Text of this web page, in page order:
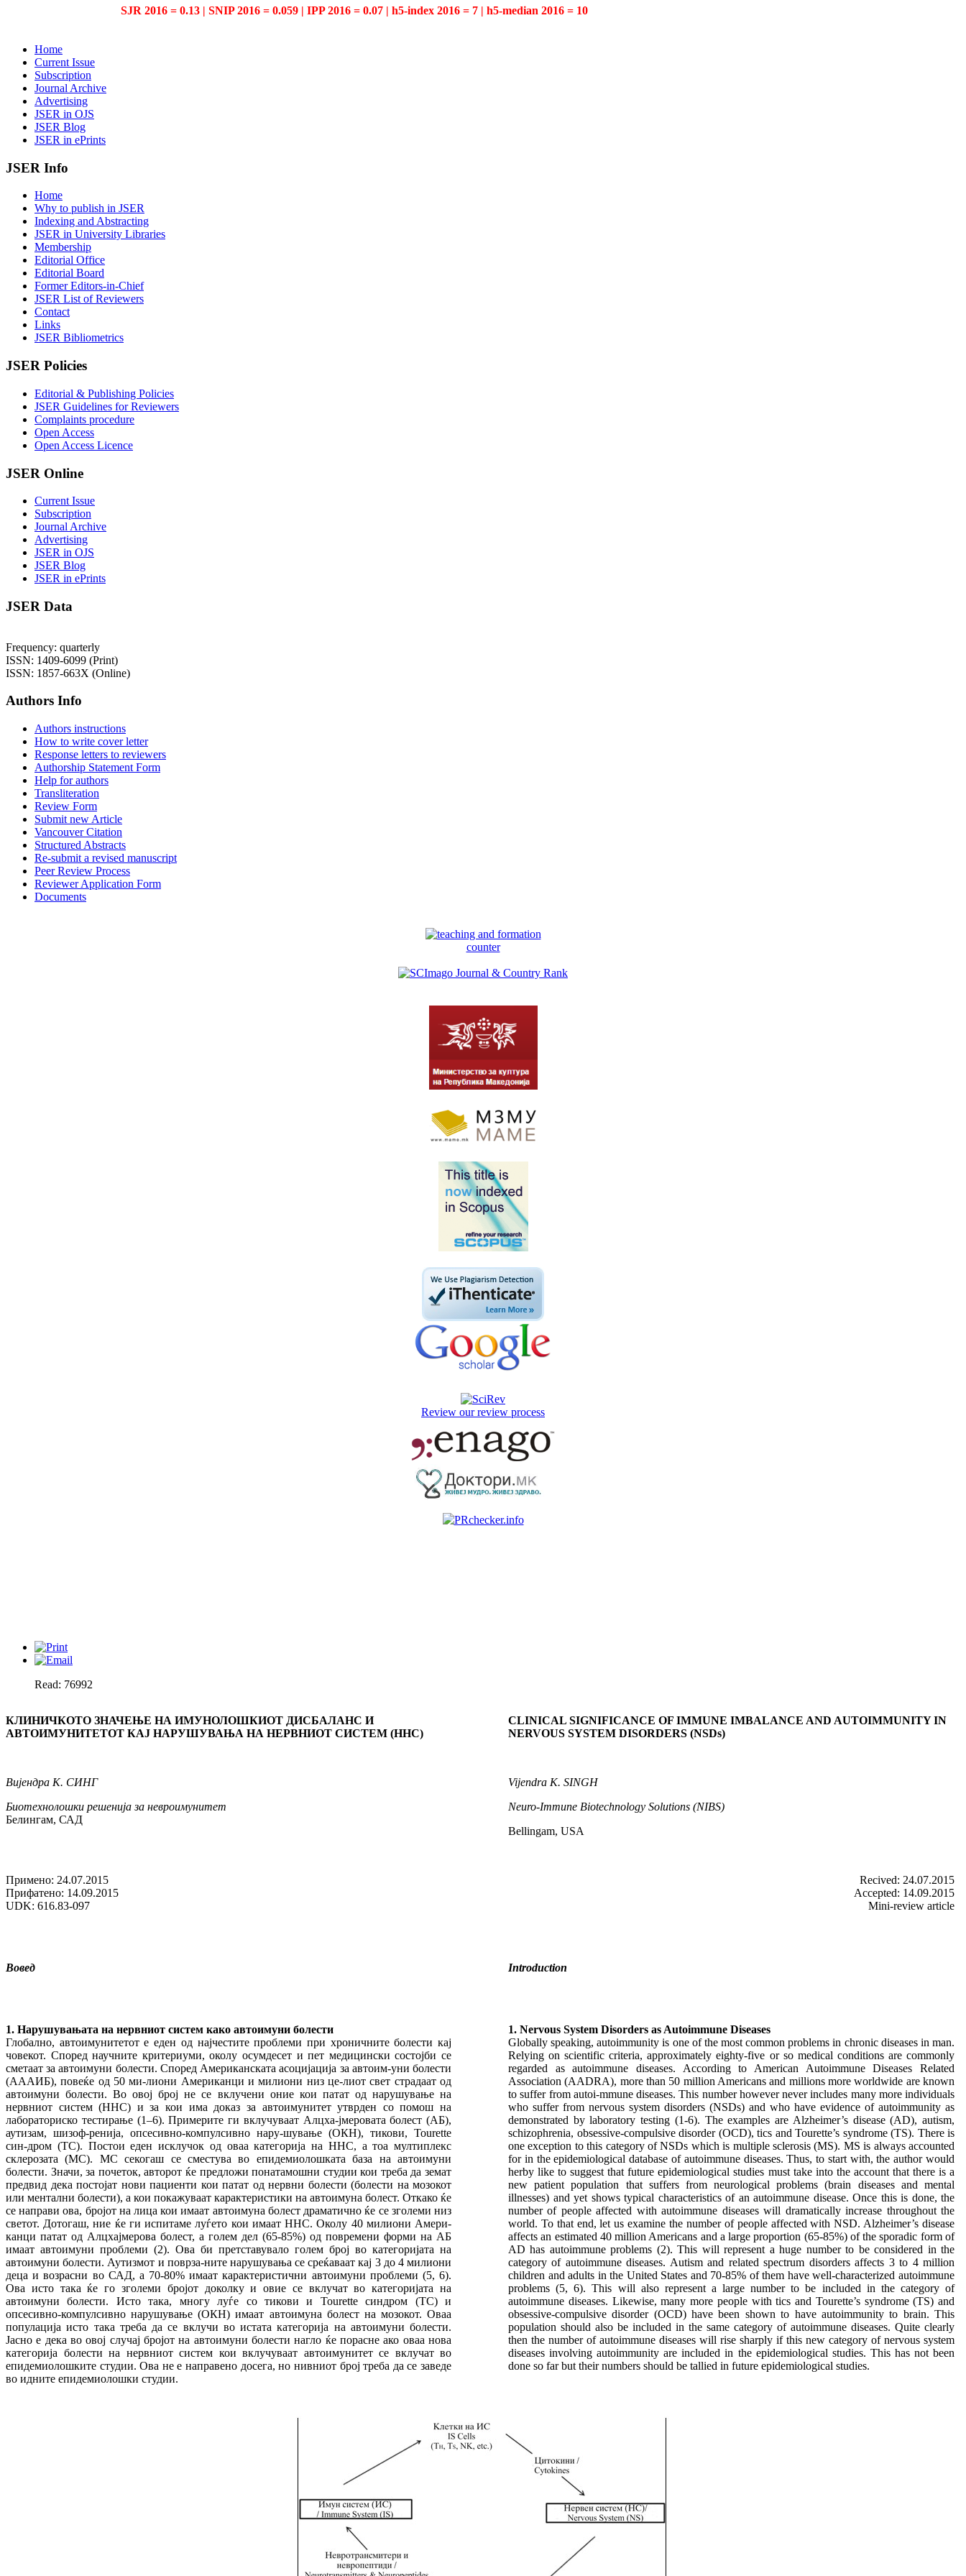
SJR 2016 = 0.13 | SNIP 2016 = 0.059 | IPP 2016 = 0.07 | h5-index 2016 = 7 | h5-median 2016 = 10
Home
Current Issue
Subscription
Journal Archive
Advertising
JSER in OJS
JSER Blog
JSER in ePrints
JSER Info
Home
Why to publish in JSER
Indexing and Abstracting
JSER in University Libraries
Membership
Editorial Office
Editorial Board
Former Editors-in-Chief
JSER List of Reviewers
Contact
Links
JSER Bibliometrics
JSER Policies
Editorial & Publishing Policies
JSER Guidelines for Reviewers
Complaints procedure
Open Access
Open Access Licence
JSER Online
Current Issue
Subscription
Journal Archive
Advertising
JSER in OJS
JSER Blog
JSER in ePrints
JSER Data
Frequency: quarterly
ISSN: 1409-6099 (Print)
ISSN: 1857-663X (Online)
Authors Info
Authors instructions
How to write cover letter
Response letters to reviewers
Authorship Statement Form
Help for authors
Transliteration
Review Form
Submit new Article
Vancouver Citation
Structured Abstracts
Re-submit a revised manuscript
Peer Review Process
Reviewer Application Form
Documents
counter
Review our review process
Read: 76992
КЛИНИЧКОТО ЗНАЧЕЊЕ НА ИМУНОЛОШКИОТ ДИСБАЛАНС И
АВТОИМУНИТЕТОТ КАЈ НАРУШУВАЊА НА НЕРВНИОТ СИСТЕМ (ННС)
Вијендра К. СИНГ
Биотехнолошки решенија за невроимунитет
Белингам, САД
CLINICAL SIGNIFICANCE OF IMMUNE IMBALANCE AND AUTOIMMUNITY IN
NERVOUS SYSTEM DISORDERS (NSDs)
Vijendra K. SINGH
Neuro-Immune Biotechnology Solutions (NIBS)
Bellingam, USA
Примено: 24.07.2015
Прифатено: 14.09.2015
UDK: 616.83-097
Recived: 24.07.2015
Accepted: 14.09.2015
Mini-review article
Вовед Introduction
1. Нарушувањата на нервниот систем како автоимуни болести
Глобално, автоимунитетот е еден од најчестите проблеми при хроничните болести кај
човекот. Според научните критериуми, околу осумдесет и пет медицински состојби се
сметаат за автоимуни болести. Според Американската асоцијација за автоим-уни болести
(АААИБ), повеќе од 50 ми-лиони Американци и милиони низ це-лиот свет страдаат од
автоимуни болести. Во овој број не се вклучени оние кои патат од нарушување на
нервниот систем (ННС) и за кои има доказ за автоимунитет утврден со помош на
лабораториско тестирање (1–6). Примерите ги вклучуваат Алцха-јмеровата болест (АБ),
аутизам, шизоф-ренија, опсесивно-компулсивно нару-шување (ОКН), тикови, Tourette
син-дром (ТС). Постои еден исклучок од оваа категорија на ННС, а тоа мултиплекс
склерозата (МС). МС секогаш се сместува во епидемиолошката база на автоимуни
болести. Значи, за почеток, авторот ќе предложи понатамошни студии кои треба да земат
предвид дека постојат нови пациенти кои патат од нервни болести (болести на мозокот
или ментални болести), а кои покажуваат карактеристики на автоимуна болест. Откако ќе
се направи ова, бројот на лица кои имаат автоимуна болест драматично ќе се зголеми низ
светот. Дотогаш, ние ќе ги испитаме луѓето кои имаат ННС. Околу 40 милиони Амери-
канци патат од Алцхајмерова болест, а голем дел (65-85%) од повремени форми на АБ
имаат автоимуни проблеми (2). Ова би претставувало голем број во категоријата на
автоимуни болести. Аутизмот и поврза-ните нарушувања се среќаваат кај 3 до 4 милиони
деца и возрасни во САД, а 70-80% имаат карактеристични автоимуни проблеми (5, 6).
Ова исто така ќе го зголеми бројот доколку и овие се вклучат во категоријата на
автоимуни болести. Исто така, многу луѓе со тикови и Tourette синдром (ТС) и
опсесивно-компулсивно нарушување (ОКН) имаат автоимуна болест на мозокот. Оваа
популација исто така треба да се вклучи во истата категорија на автоимуни болести.
Јасно е дека во овој случај бројот на автоимуни болести нагло ќе порасне ако оваа нова
категорија болести на нервниот систем кои вклучуваат автоимунитет се вклучат во
епидемиолошките студии. Ова не е направено досега, но нивниот број треба да се заведе
во идните епидемиолошки студии.
1. Nervous System Disorders as Autoimmune Diseases
Globally speaking, autoimmunity is one of the most common problems in chronic diseases in man.
Relying on scientific criteria, approximately eighty-five or so medical conditions are commonly
regarded as autoimmune diseases. According to American Autoimmune Diseases Related
Association (AADRA), more than 50 million Americans and millions more worldwide are known
to suffer from autoi-mmune diseases. This number however never includes many more individuals
who suffer from nervous system disorders (NSDs) and who have evidence of autoimmunity as
demonstrated by laboratory testing (1-6). The examples are Alzheimer’s disease (AD), autism,
schizophrenia, obsessive-compulsive disorder (OCD), tics and Tourette’s syndrome (TS). There is
one exception to this category of NSDs which is multiple sclerosis (MS). MS is always accounted
for in the epidemiological database of autoimmune diseases. Thus, to start with, the author would
herby like to suggest that future epidemiological studies must take into the account that there is a
new patient population that suffers from neurological problems (brain diseases and mental
illnesses) and yet shows typical characteristics of an autoimmune disease. Once this is done, the
number of people affected with autoimmune diseases will dramatically increase throughout the
world. To that end, let us examine the number of people affected with NSD. Alzheimer’s disease
affects an estimated 40 million Americans and a large proportion (65-85%) of the sporadic form of
AD has autoimmune problems (2). This will represent a huge number to be considered in the
category of autoimmune diseases. Autism and related spectrum disorders affects 3 to 4 million
children and adults in the United States and 70-85% of them have well-characterized autoimmune
problems (5, 6). This will also represent a large number to be included in the category of
autoimmune diseases. Likewise, many more people with tics and Tourette’s syndrome (TS) and
obsessive-compulsive disorder (OCD) have been shown to have autoimmunity to brain. This
population should also be included in the same category of autoimmune diseases. Quite clearly
then the number of autoimmune diseases will rise sharply if this new category of nervous system
diseases involving autoimmunity are included in the epidemiological studies. This has not been
done so far but their numbers should be tallied in future epidemiological studies.